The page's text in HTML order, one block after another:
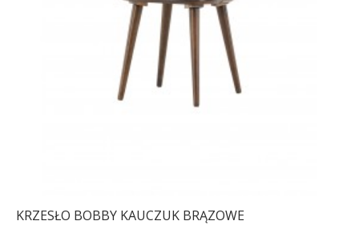
KRZESŁO BOBBY KAUCZUK BRĄZOWE